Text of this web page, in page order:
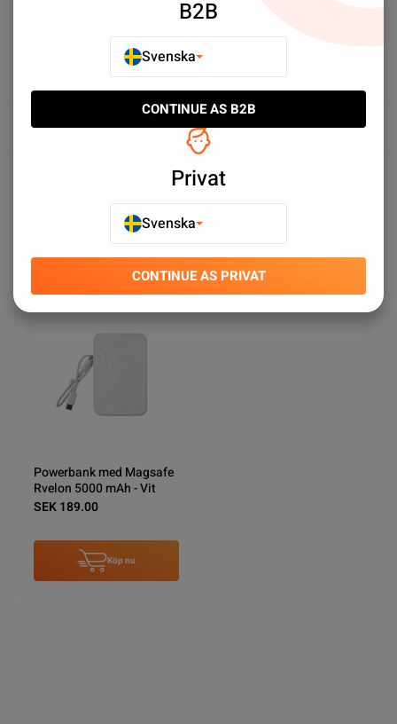
Köp nu
Översikt
Produktspecifikationer
Du kanske också gillar
Powerbank med Magsafe
Rvelon 5000 mAh - Vit
SEK 189.00
Köp nu
B2B
Svenska
CONTINUE AS B2B
Privat
Svenska
CONTINUE AS PRIVAT